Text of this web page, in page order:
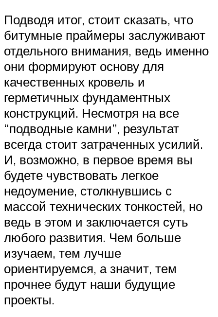
Подводя итог, стоит сказать, что
битумные праймеры заслуживают
отдельного внимания, ведь именно
они формируют основу для
качественных кровель и
герметичных фундаментных
конструкций. Несмотря на все
“подводные камни”, результат
всегда стоит затраченных усилий.
И, возможно, в первое время вы
будете чувствовать легкое
недоумение, столкнувшись с
массой технических тонкостей, но
ведь в этом и заключается суть
любого развития. Чем больше
изучаем, тем лучше
ориентируемся, а значит, тем
прочнее будут наши будущие
проекты.